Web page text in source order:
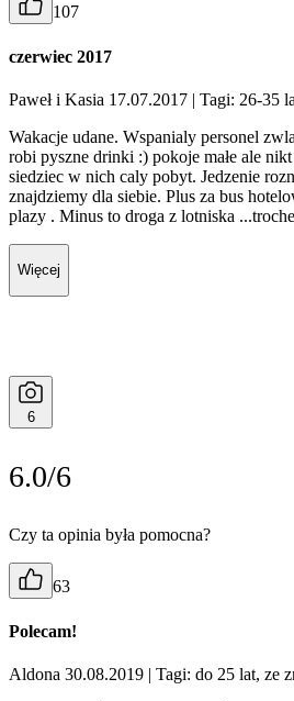
107
czerwiec 2017
Paweł i Kasia 17.07.2017 | Tagi: 26-35
Wakacje udane. Wspanialy personel
robi pyszne drinki :) pokoje małe ale
siedziec w nich caly pobyt. Jedzenie
znajdziemy dla siebie. Plus za bus
plazy . Minus to droga z lotniska
Więcej
6
6.0/6
Czy ta opinia była pomocna?
63
Polecam!
Aldona 30.08.2019 | Tagi: do 25 lat, ze